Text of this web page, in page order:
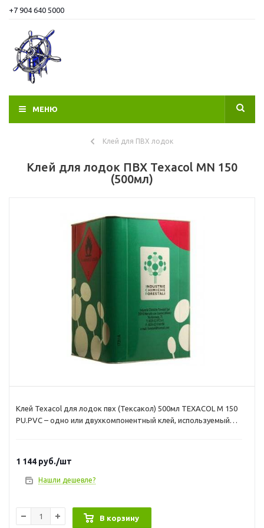
+7 904 640 5000
МЕНЮ
Клей для ПВХ лодок
Клей для лодок ПВХ Texacol МN 150
(500мл)
Клей Texacol для лодок пвх (Тексакол) 500мл TEXACOL М 150
PU.PVC – одно или двухкомпонентный клей, используемый
разработан для склеивания синтетических материалов из
полиуретана и ПВХ и применяется при производстве лодок,
POLYDUR PU 65), клей TEXACOL 150 PU.PVC гарантирует
стойкость к гидролизу и отличную термостойкость. Если вы
1 144 руб./шт
Нашли дешевле?
В корзину